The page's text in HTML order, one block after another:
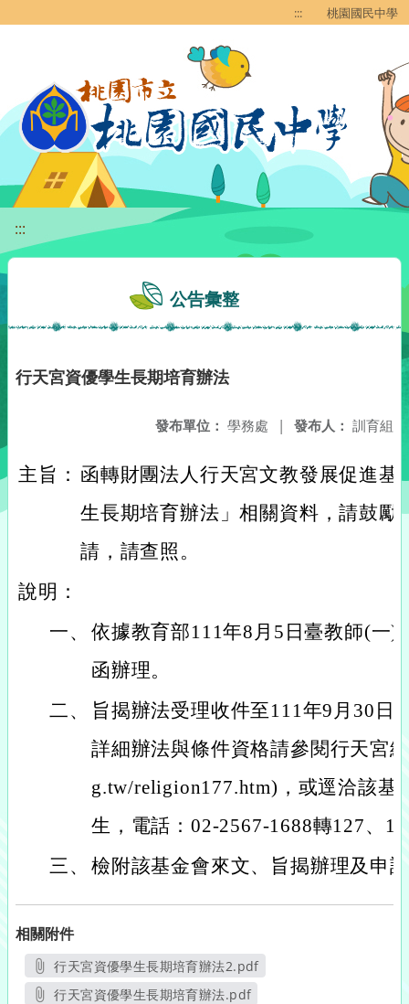
::: 桃園國民中學
:::
公告彙整
行天宮資優學生長期培育辦法
發布人： 訓育組
發布單位： 學務處 |
主旨： 函轉財團法人行天宮文教發展促進基
生長期培育辦法」相關資料，請鼓勵
請，請查照。
說明：
一、 依據教育部111年8月5日臺教師(一)
函辦理。
二、
旨揭辦法受理收件至111年9月30日
詳細辦法與條件資格請參閱行天宮
g.tw/religion177.htm)，或逕洽該基
生，電話：02-2567-1688轉127、
三、 檢附該基金會來文、旨揭辦理及申
相關附件
行天宮資優學生長期培育辦法2.pdf
另開新視窗
行天宮資優學生長期培育辦法.pdf